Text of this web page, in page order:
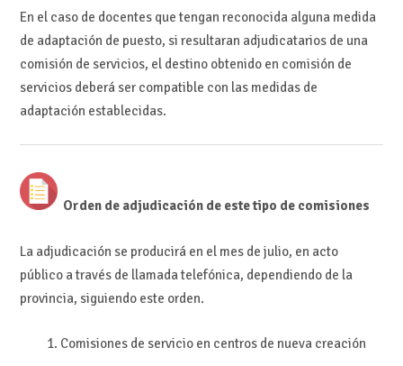
En el caso de docentes que tengan reconocida alguna medida
de adaptación de puesto, si resultaran adjudicatarios de una
comisión de servicios, el destino obtenido en comisión de
servicios deberá ser compatible con las medidas de
adaptación establecidas.
Orden de adjudicación de este tipo de comisiones
La adjudicación se producirá en el mes de julio, en acto
público a través de llamada telefónica, dependiendo de la
provincia, siguiendo este orden.
Comisiones de servicio en centros de nueva creación